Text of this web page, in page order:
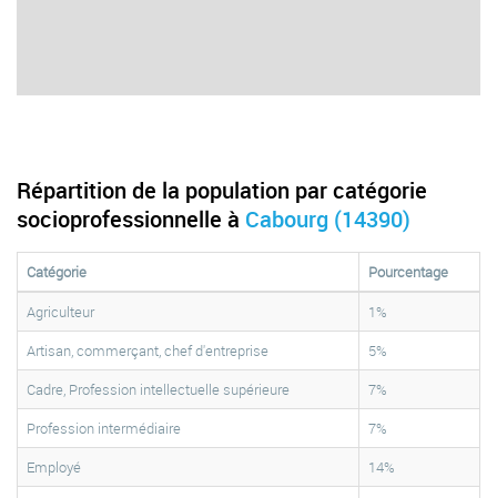
Répartition de la population par catégorie
socioprofessionnelle à Cabourg (14390)
Catégorie
Pourcentage
Agriculteur
1%
Artisan, commerçant, chef d'entreprise
5%
Cadre, Profession intellectuelle supérieure
7%
Profession intermédiaire
7%
Employé
14%